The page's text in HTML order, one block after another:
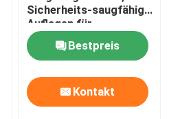
Sicherheits-saugfähige
Auflagen für
Transport-Schutz
Bestpreis
Kontakt